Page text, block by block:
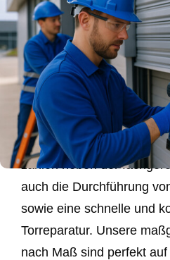
Ihr Profi für
Torservice im
Heilbronn & Co.
Mit unserem
bedienen wir sowohl
Privatkunden. Zu
zählen neben der
auch die Durchführung
sowie eine schnelle und
Torreparatur. Unsere
nach Maß sind perfekt